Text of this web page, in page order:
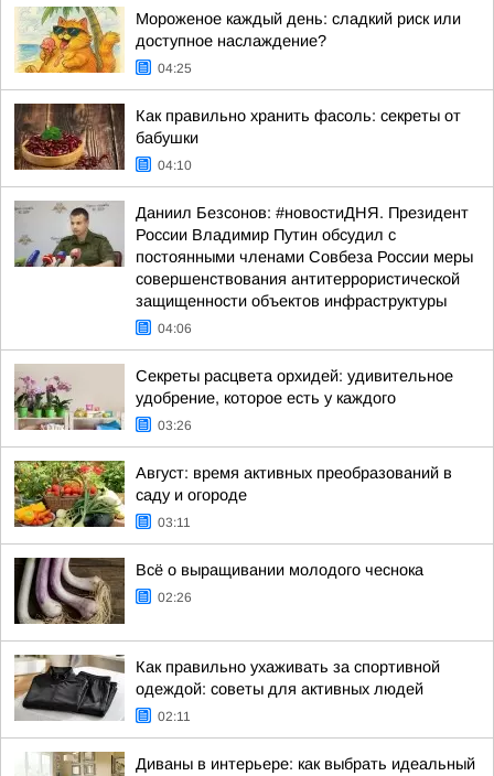
Мороженое каждый день: сладкий риск или
доступное наслаждение?
04:25
Как правильно хранить фасоль: секреты от
бабушки
04:10
Даниил Безсонов: #новостиДНЯ. Президент
России Владимир Путин обсудил с
постоянными членами Совбеза России меры
совершенствования антитеррористической
защищенности объектов инфраструктуры
04:06
Секреты расцвета орхидей: удивительное
удобрение, которое есть у каждого
03:26
Август: время активных преобразований в
саду и огороде
03:11
Всё о выращивании молодого чеснока
02:26
Как правильно ухаживать за спортивной
одеждой: советы для активных людей
02:11
Диваны в интерьере: как выбрать идеальный